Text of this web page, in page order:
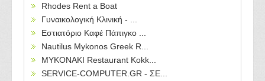
Rhodes Rent a Boat
Γυναικολογική Κλινική - ...
Εστιατόριο Καφέ Πάπιγκο ...
Nautilus Mykonos Greek R...
MYKONAKI Restaurant Kokk...
SERVICE-COMPUTER.GR - ΣΕ...